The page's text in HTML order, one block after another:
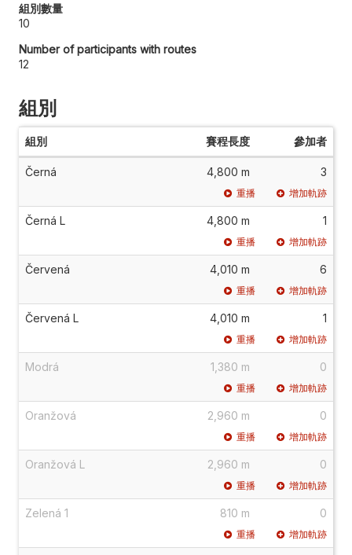
組別數量
10
Number of participants with routes
12
組別
組別 賽程長度 參加者
Černá 4,800 m 3
重播 增加軌跡
Černá L 4,800 m 1
重播 增加軌跡
Červená 4,010 m 6
重播 增加軌跡
Červená L 4,010 m 1
重播 增加軌跡
Modrá 1,380 m 0
重播 增加軌跡
Oranžová 2,960 m 0
重播 增加軌跡
Oranžová L 2,960 m 0
重播 增加軌跡
Zelená 1 810 m 0
重播 增加軌跡